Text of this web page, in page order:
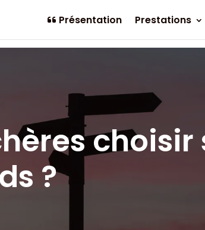
Présentation Prestations
choisir
?